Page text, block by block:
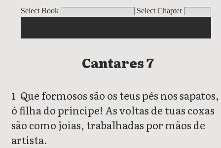
Select Book Select Chapter
Cantares
Cantares 7
1 Que formosos são os teus pés nos sapatos,
ó filha do príncipe! As voltas de tuas coxas
são como joias, trabalhadas por mãos de
artista.